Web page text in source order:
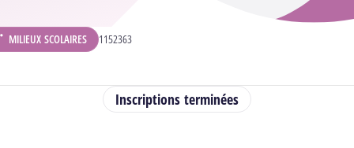
:
MILIEUX SCOLAIRES CODE ANALYTIQUE :
1152363
Inscriptions terminées